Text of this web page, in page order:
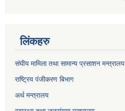
लिंकहरु
संघीय मामिला तथा सामान्य प्रसाशन मन्त्रालय
राष्ट्रिय पंजीकरण बिभाग
अर्थ मन्त्रालय